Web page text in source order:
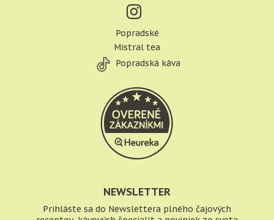
Popradské
Mistral tea
Popradská káva
NEWSLETTER
Prihláste sa do Newslettera plného čajových